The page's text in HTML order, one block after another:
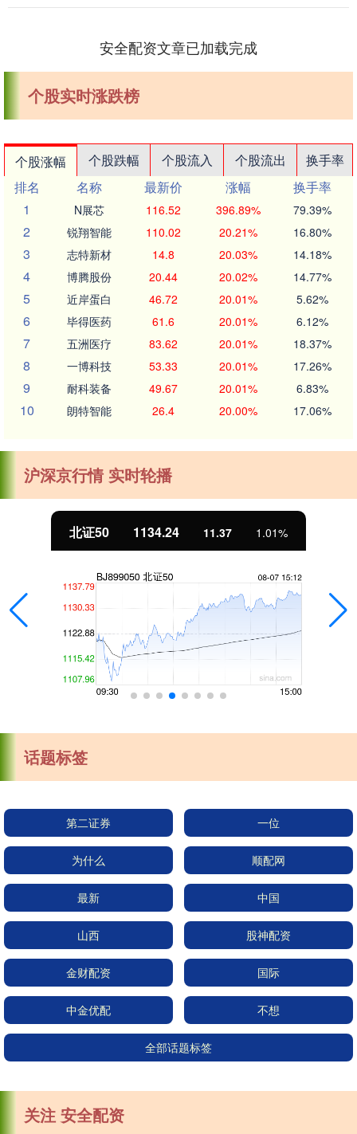
安全配资文章已加载完成
个股实时涨跌榜
个股涨幅 个股跌幅 个股流入 个股流出
换手率
排名
名称 最新价 涨幅
换手率
1
N展芯 116.52 396.89% 79.39%
2 锐翔智能 110.02 20.21% 16.80%
3 志特新材 14.8 20.03% 14.18%
4 博腾股份 20.44 20.02% 14.77%
5 近岸蛋白 46.72 20.01% 5.62%
6 毕得医药 61.6 20.01% 6.12%
7 五洲医疗 83.62 20.01% 18.37%
8 一博科技 53.33 20.01% 17.26%
9 耐科装备 49.67 20.01% 6.83%
10 朗特智能 26.4 20.00% 17.06%
沪深京行情 实时轮播
北证50 1134.24 11.37 1.01%
话题标签
第二证券 一位
为什么 顺配网
最新 中国
山西 股神配资
金财配资 国际
中金优配 不想
全部话题标签
关注 安全配资